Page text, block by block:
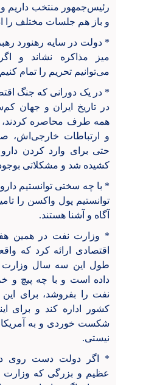
رئیس‌جمهور منتخب داریم
و باز هم جلسات مختلف را
* دولت در سایه رهنورد
میز مذاکره نشاند و
می‌توانیم تحریم را تمام
* در یک دورانی که جنگ
در تاریخ ایران و جهان
همه طرف محاصره کردند،
و ارتباطات خارجی‌اش،
حتی برای وارد کردن
کشیده شد و مشکلاتی
* با چه سختی توانستیم
توانستیم پول واکسن را
آگاه و آشنا هستند.
* وزارت نفت در همین
اقتصادی ارائه کرد که
طول این سه سال وزارت
داده است و با چه پیچ و
نفت را بفروشد، برای این
کشور اداره کند و برای
شکست خوردی و به آمریکا
نیستی.
* اگر دولت دست روی
عظیم و بزرگی که وزارت